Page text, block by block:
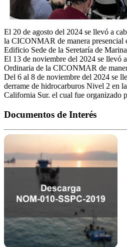
El 20 de agosto del 2024 se llevó a
la CICONMAR de manera presencial
Edificio Sede de la Seretaría de
El 13 de noviembre del 2024 se llevó
Ordinaria de la CICONMAR de
Del 6 al 8 de noviembre del 2024 se
derrame de hidrocarburos Nivel 2 en
California Sur. el cual fue organizado
Documentos de Interés